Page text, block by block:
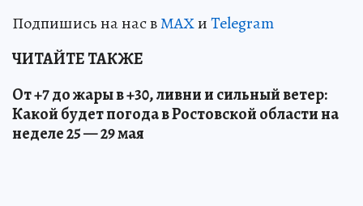
Подпишись на нас вМАХиTelegram
ЧИТАЙТЕ ТАКЖЕ
От +7 до жары в +30, ливни и сильный ветер:
Какой будет погода в Ростовской области на
неделе 25 — 29 мая